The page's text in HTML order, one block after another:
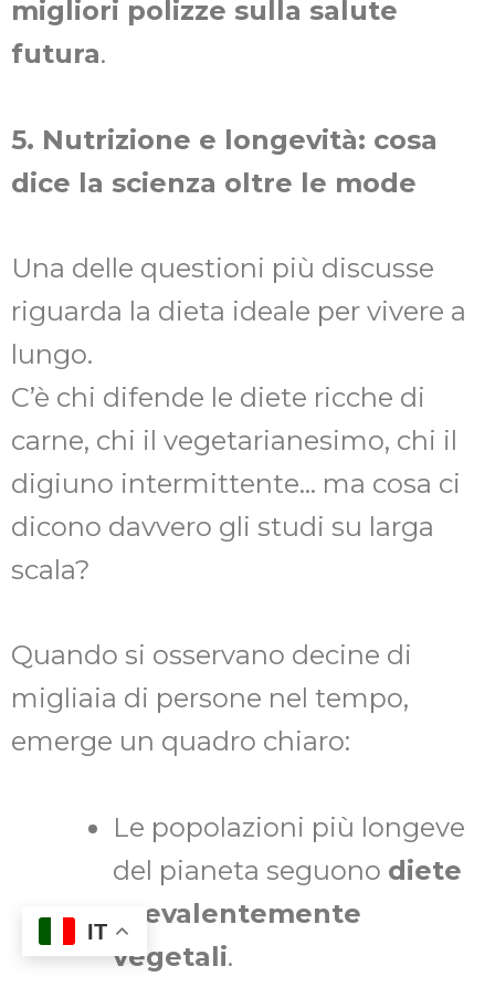
migliori polizze sulla salute
futura.
5. Nutrizione e longevità: cosa
dice la scienza oltre le mode
Una delle questioni più discusse
riguarda la dieta ideale per vivere a
lungo.
C’è chi difende le diete ricche di
carne, chi il vegetarianesimo, chi il
digiuno intermittente… ma cosa ci
dicono davvero gli studi su larga
scala?
Quando si osservano decine di
migliaia di persone nel tempo,
emerge un quadro chiaro:
Le popolazioni più longeve
del pianeta seguono diete
prevalentemente
vegetali.
IT